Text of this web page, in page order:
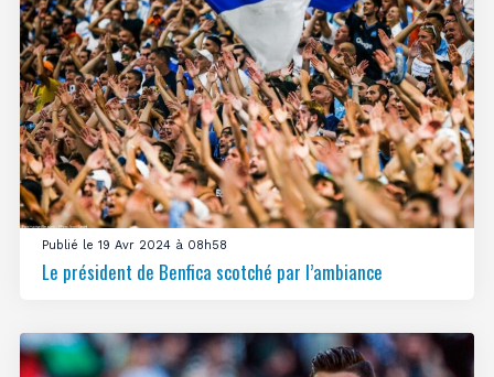
Publié le 19 Avr 2024 à 08h58
Le président de Benfica scotché par l’ambiance